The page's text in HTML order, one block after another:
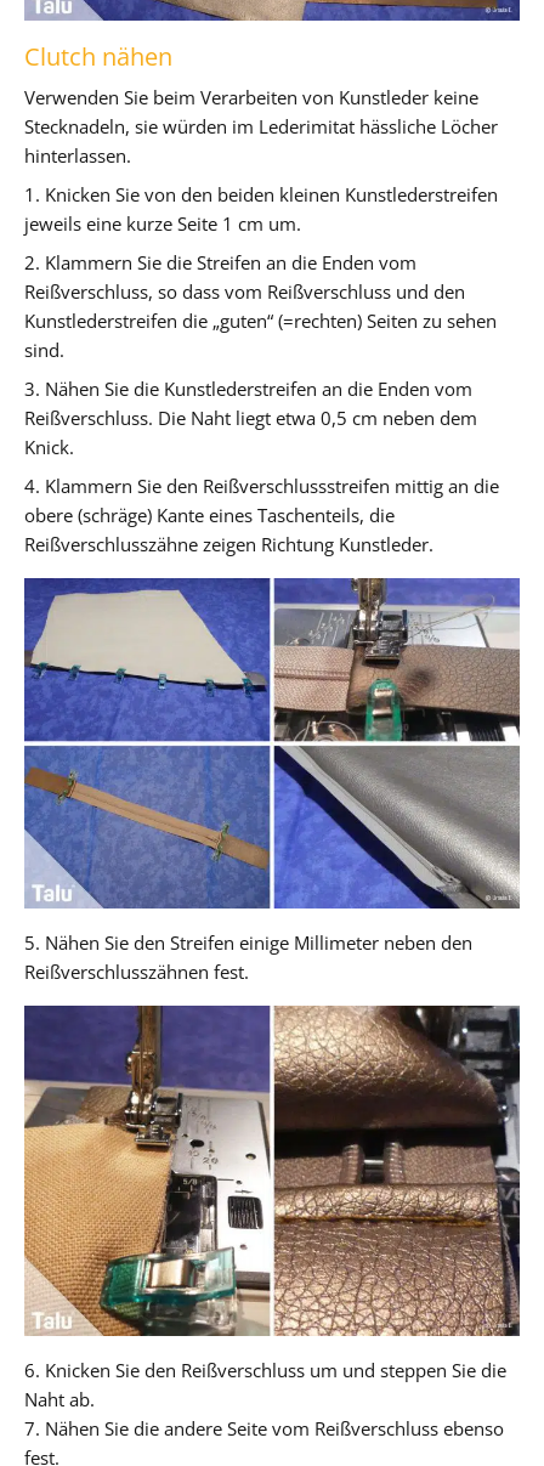
Clutch nähen
Verwenden Sie beim Verarbeiten von Kunstleder keine
Stecknadeln, sie würden im Lederimitat hässliche Löcher
hinterlassen.
1. Knicken Sie von den beiden kleinen Kunstlederstreifen
jeweils eine kurze Seite 1 cm um.
2. Klammern Sie die Streifen an die Enden vom
Reißverschluss, so dass vom Reißverschluss und den
Kunstlederstreifen die „guten“ (=rechten) Seiten zu sehen
sind.
3. Nähen Sie die Kunstlederstreifen an die Enden vom
Reißverschluss. Die Naht liegt etwa 0,5 cm neben dem
Knick.
4. Klammern Sie den Reißverschlussstreifen mittig an die
obere (schräge) Kante eines Taschenteils, die
Reißverschlusszähne zeigen Richtung Kunstleder.
5. Nähen Sie den Streifen einige Millimeter neben den
Reißverschlusszähnen fest.
6. Knicken Sie den Reißverschluss um und steppen Sie die
Naht ab.
7. Nähen Sie die andere Seite vom Reißverschluss ebenso
fest.